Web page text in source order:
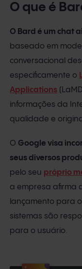
O que é
O Bard é um chat
baseado em
conversacional
especificamente o
Applications
informações da
qualidade e
O Google visa
seus diversos
pelo seu próprio
a empresa afirma
lançamento para
sistemas são
para o usuário.